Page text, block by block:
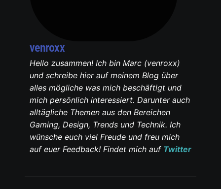
venroxx
Hello zusammen! Ich bin Marc (venroxx)
und schreibe hier auf meinem Blog über
alles mögliche was mich beschäftigt und
mich persönlich interessiert. Darunter auch
alltägliche Themen aus den Bereichen
Gaming, Design, Trends und Technik. Ich
wünsche euch viel Freude und freu mich
auf euer Feedback! Findet mich auf Twitter